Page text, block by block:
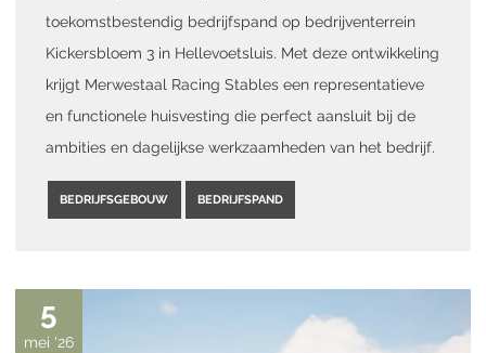
toekomstbestendig bedrijfspand op bedrijventerrein
Kickersbloem 3 in Hellevoetsluis. Met deze ontwikkeling
krijgt Merwestaal Racing Stables een representatieve
en functionele huisvesting die perfect aansluit bij de
ambities en dagelijkse werkzaamheden van het bedrijf.
BEDRIJFSGEBOUW BEDRIJFSPAND
5
mei '26